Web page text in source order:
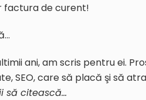
factura de curent!
ani, am scris pentru ei.
SEO, care să placă şi să
să citească…